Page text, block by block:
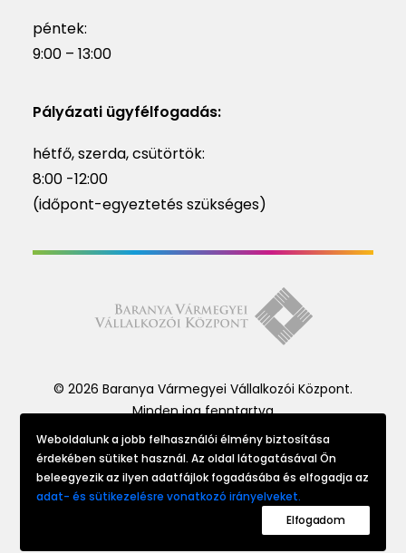
péntek:
9:00 – 13:00
Pályázati ügyfélfogadás:
hétfő, szerda, csütörtök:
8:00 -12:00
(időpont-egyeztetés szükséges)
© 2026 Baranya Vármegyei Vállalkozói Központ.
Minden jog fenntartva
Website made by
Weboldalunk a jobb felhasználói élmény biztosítása
érdekében sütiket használ. Az oldal látogatásával Ön
beleegyezik az ilyen adatfájlok fogadásába és elfogadja az
adat- és sütikezelésre vonatkozó irányelveket.
Elfogadom